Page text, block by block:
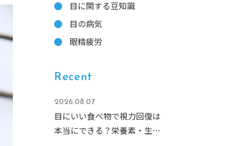
目に関する豆知識
目の病気
眼精疲労
Recent
2026.08.07
目にいい食べ物で視力回復は
本当にできる？栄養素・生活